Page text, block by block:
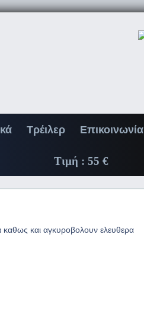
Τρέιλερ Επικοινωνία
Τιμή : 55 €
καθως και αγκυροβολουν ελευθερα